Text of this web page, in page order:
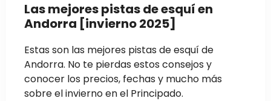
Las mejores pistas de esquí en
Andorra [invierno 2025]
Estas son las mejores pistas de esquí de
Andorra. No te pierdas estos consejos y
conocer los precios, fechas y mucho más
sobre el invierno en el Principado.